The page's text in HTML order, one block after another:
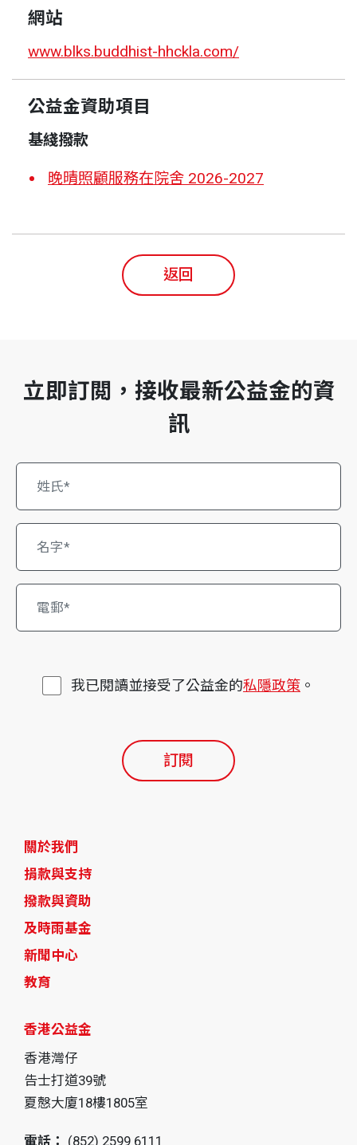
網站
www.blks.buddhist-hhckla.com/
公益金資助項目
基綫撥款
晚晴照顧服務在院舍 2026-2027
返回
關於我們
捐款與支持
撥款與資助
及時雨基金
新聞中心
教育
香港公益金
香港灣仔
告士打道39號
夏慤大廈18樓1805室
電話： (852) 2599 6111
立即訂閲，接收最新公益金的資
訊
我已閱讀並接受了公益金的私隱政策 。
訂閱